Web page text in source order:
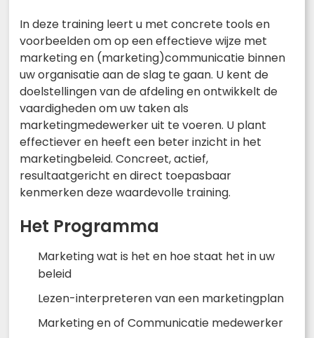
In deze training leert u met concrete tools en
voorbeelden om op een effectieve wijze met
marketing en (marketing)communicatie binnen
uw organisatie aan de slag te gaan. U kent de
doelstellingen van de afdeling en ontwikkelt de
vaardigheden om uw taken als
marketingmedewerker uit te voeren. U plant
effectiever en heeft een beter inzicht in het
marketingbeleid. Concreet, actief,
resultaatgericht en direct toepasbaar
kenmerken deze waardevolle training.
Het Programma
Marketing wat is het en hoe staat het in uw
beleid
Lezen-interpreteren van een marketingplan
Marketing en of Communicatie medewerker